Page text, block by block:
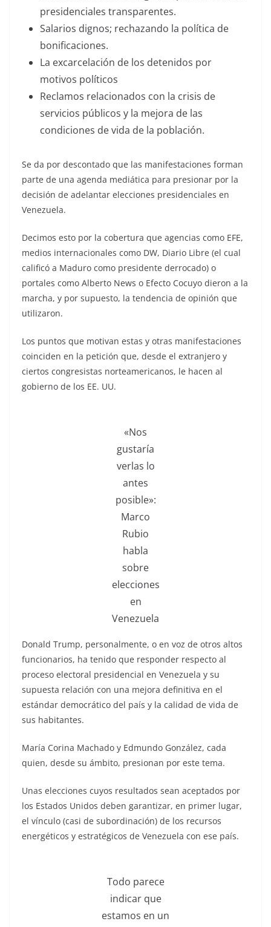
presidenciales transparentes.
Salarios dignos; rechazando la política de
bonificaciones.
La excarcelación de los detenidos por
motivos políticos
Reclamos relacionados con la crisis de
servicios públicos y la mejora de las
condiciones de vida de la población.
Se da por descontado que las manifestaciones forman
parte de una agenda mediática para presionar por la
decisión de adelantar elecciones presidenciales en
Venezuela.
Decimos esto por la cobertura que agencias como EFE,
medios internacionales como DW, Diario Libre (el cual
calificó a Maduro como presidente derrocado) o
portales como Alberto News o Efecto Cocuyo dieron a la
marcha, y por supuesto, la tendencia de opinión que
utilizaron.
Los puntos que motivan estas y otras manifestaciones
coinciden en la petición que, desde el extranjero y
ciertos congresistas norteamericanos, le hacen al
gobierno de los EE. UU.
«Nos
gustaría
verlas lo
antes
posible»:
Marco
Rubio
habla
sobre
elecciones
en
Venezuela
Donald Trump, personalmente, o en voz de otros altos
funcionarios, ha tenido que responder respecto al
proceso electoral presidencial en Venezuela y su
supuesta relación con una mejora definitiva en el
estándar democrático del país y la calidad de vida de
sus habitantes.
María Corina Machado y Edmundo González, cada
quien, desde su ámbito, presionan por este tema.
Unas elecciones cuyos resultados sean aceptados por
los Estados Unidos deben garantizar, en primer lugar,
el vínculo (casi de subordinación) de los recursos
energéticos y estratégicos de Venezuela con ese país.
Todo parece
indicar que
estamos en un